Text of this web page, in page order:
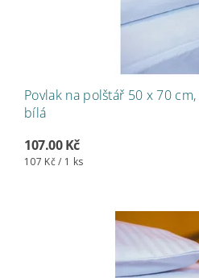
Povlak na polštář 50 x 70
bílá
107.00 Kč
107 Kč / 1 ks